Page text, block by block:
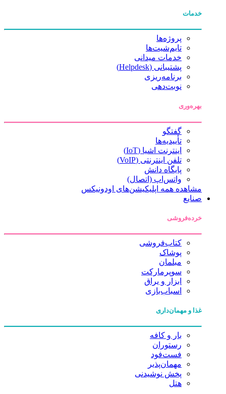
خدمات
پروژه‌ها
تایم‌شیت‌ها
خدمات میدانی
پشتیبانی (Helpdesk)
برنامه‌ریزی
نوبت‌دهی
بهره‌وری
گفتگو
تأییدیه‌ها
اینترنت اشیا (IoT)
تلفن اینترنتی (VoIP)
پایگاه دانش
واتس‌اپ (اتصال)
مشاهده همه اپلیکیشن‌های اودونیکس
صنایع
خرده‌فروشی
کتاب‌فروشی
پوشاک
مبلمان
سوپرمارکت
ابزار و یراق
اسباب‌بازی
غذا و مهمان‌داری
بار و کافه
رستوران
فست‌فود
مهمان‌پذیر
پخش نوشیدنی
هتل